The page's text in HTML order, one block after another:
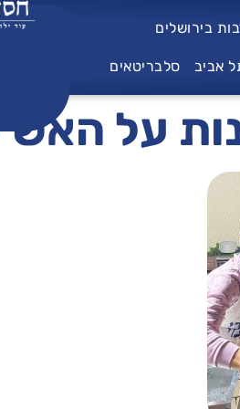
בירושלים
אביב סלבריטאים
על האש